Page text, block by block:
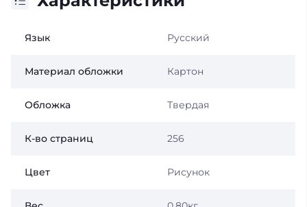
Язык Русский
Материал обложки Картон
Обложка Твердая
К-во страниц 256
Цвет Рисунок